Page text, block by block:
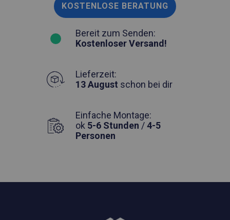
KOSTENLOSE BERATUNG
Bereit zum Senden:
Kostenloser Versand!
Lieferzeit:
13 August schon bei dir
Einfache Montage:
ok 5-6 Stunden /4-5
Personen